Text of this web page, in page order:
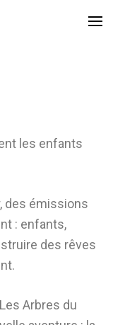
les enfants
des émissions
: enfants,
des rêves
Arbres du